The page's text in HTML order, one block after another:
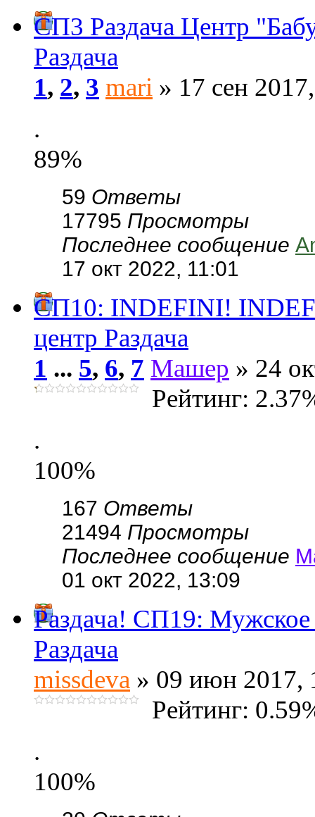
СП3 Раздача Центр
Раздача
1, 2, 3 mari » 17 сен
.
89%
59 Ответы
17795 Просмотры
Последнее сообщение
17 окт 2022, 11:01
СП10: INDEFINI!
центр Раздача
1 ... 5, 6, 7 Машер » 24
Рейтинг:
.
100%
167 Ответы
21494 Просмотры
Последнее сообщение
01 окт 2022, 13:09
Раздача! СП19:
Раздача
missdeva » 09 июн 2017,
Рейтинг:
.
100%